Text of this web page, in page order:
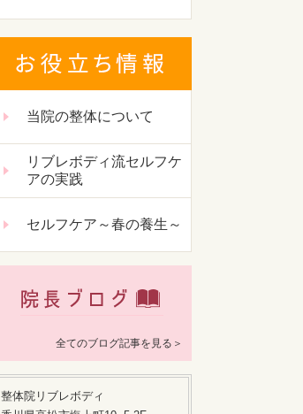
当院の整体について
リブレボディ流セルフケ
アの実践
セルフケア～春の養生～
全てのブログ記事を見る＞
整体院リブレボディ